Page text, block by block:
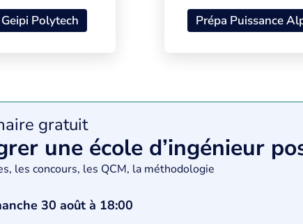
Polytech Prépa Puissance
gratuit
une école d’ingénieur
les concours, les QCM, la méthodologie
30 août à 18:00